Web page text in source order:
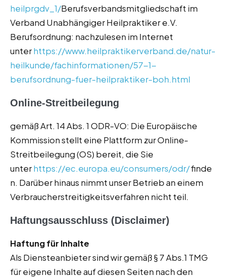
heilprgdv_1/Berufsverbandsmitgliedschaft im
Verband Unabhängiger Heilpraktiker e.V.
Berufsordnung: nachzulesen im Internet
unterhttps://www.heilpraktikerverband.de/natur­
heilkunde/fachinformationen/57-1-
berufsordnung-fuer-heilpraktiker-boh.html
Online-Streitbeilegung
gemäß Art. 14 Abs. 1 ODR-VO: Die Europäische
Kommission stellt eine Plattform zur Online-
Streitbeilegung (OS) bereit, die Sie
unterhttps://ec.europa.eu/consumers/odr/finde
n. Darüber hinaus nimmt unser Betrieb an einem
Verbraucherstreitigkeitsverfahren nicht teil.
Haftungsausschluss (Disclaimer)
Haftung für Inhalte
Als Diensteanbieter sind wir gemäß § 7 Abs.1 TMG
für eigene Inhalte auf diesen Seiten nach den